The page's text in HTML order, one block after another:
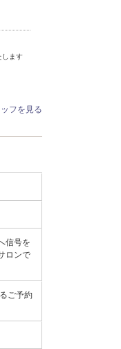
します
フを見る
信号を
ロンで
ご予約